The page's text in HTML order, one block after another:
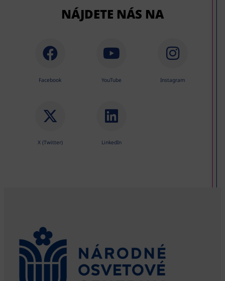
NÁJDETE NÁS NA
Facebook YouTube Instagram
X (Twitter) LinkedIn